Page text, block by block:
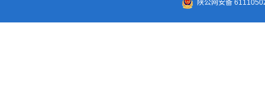
陕公网安备